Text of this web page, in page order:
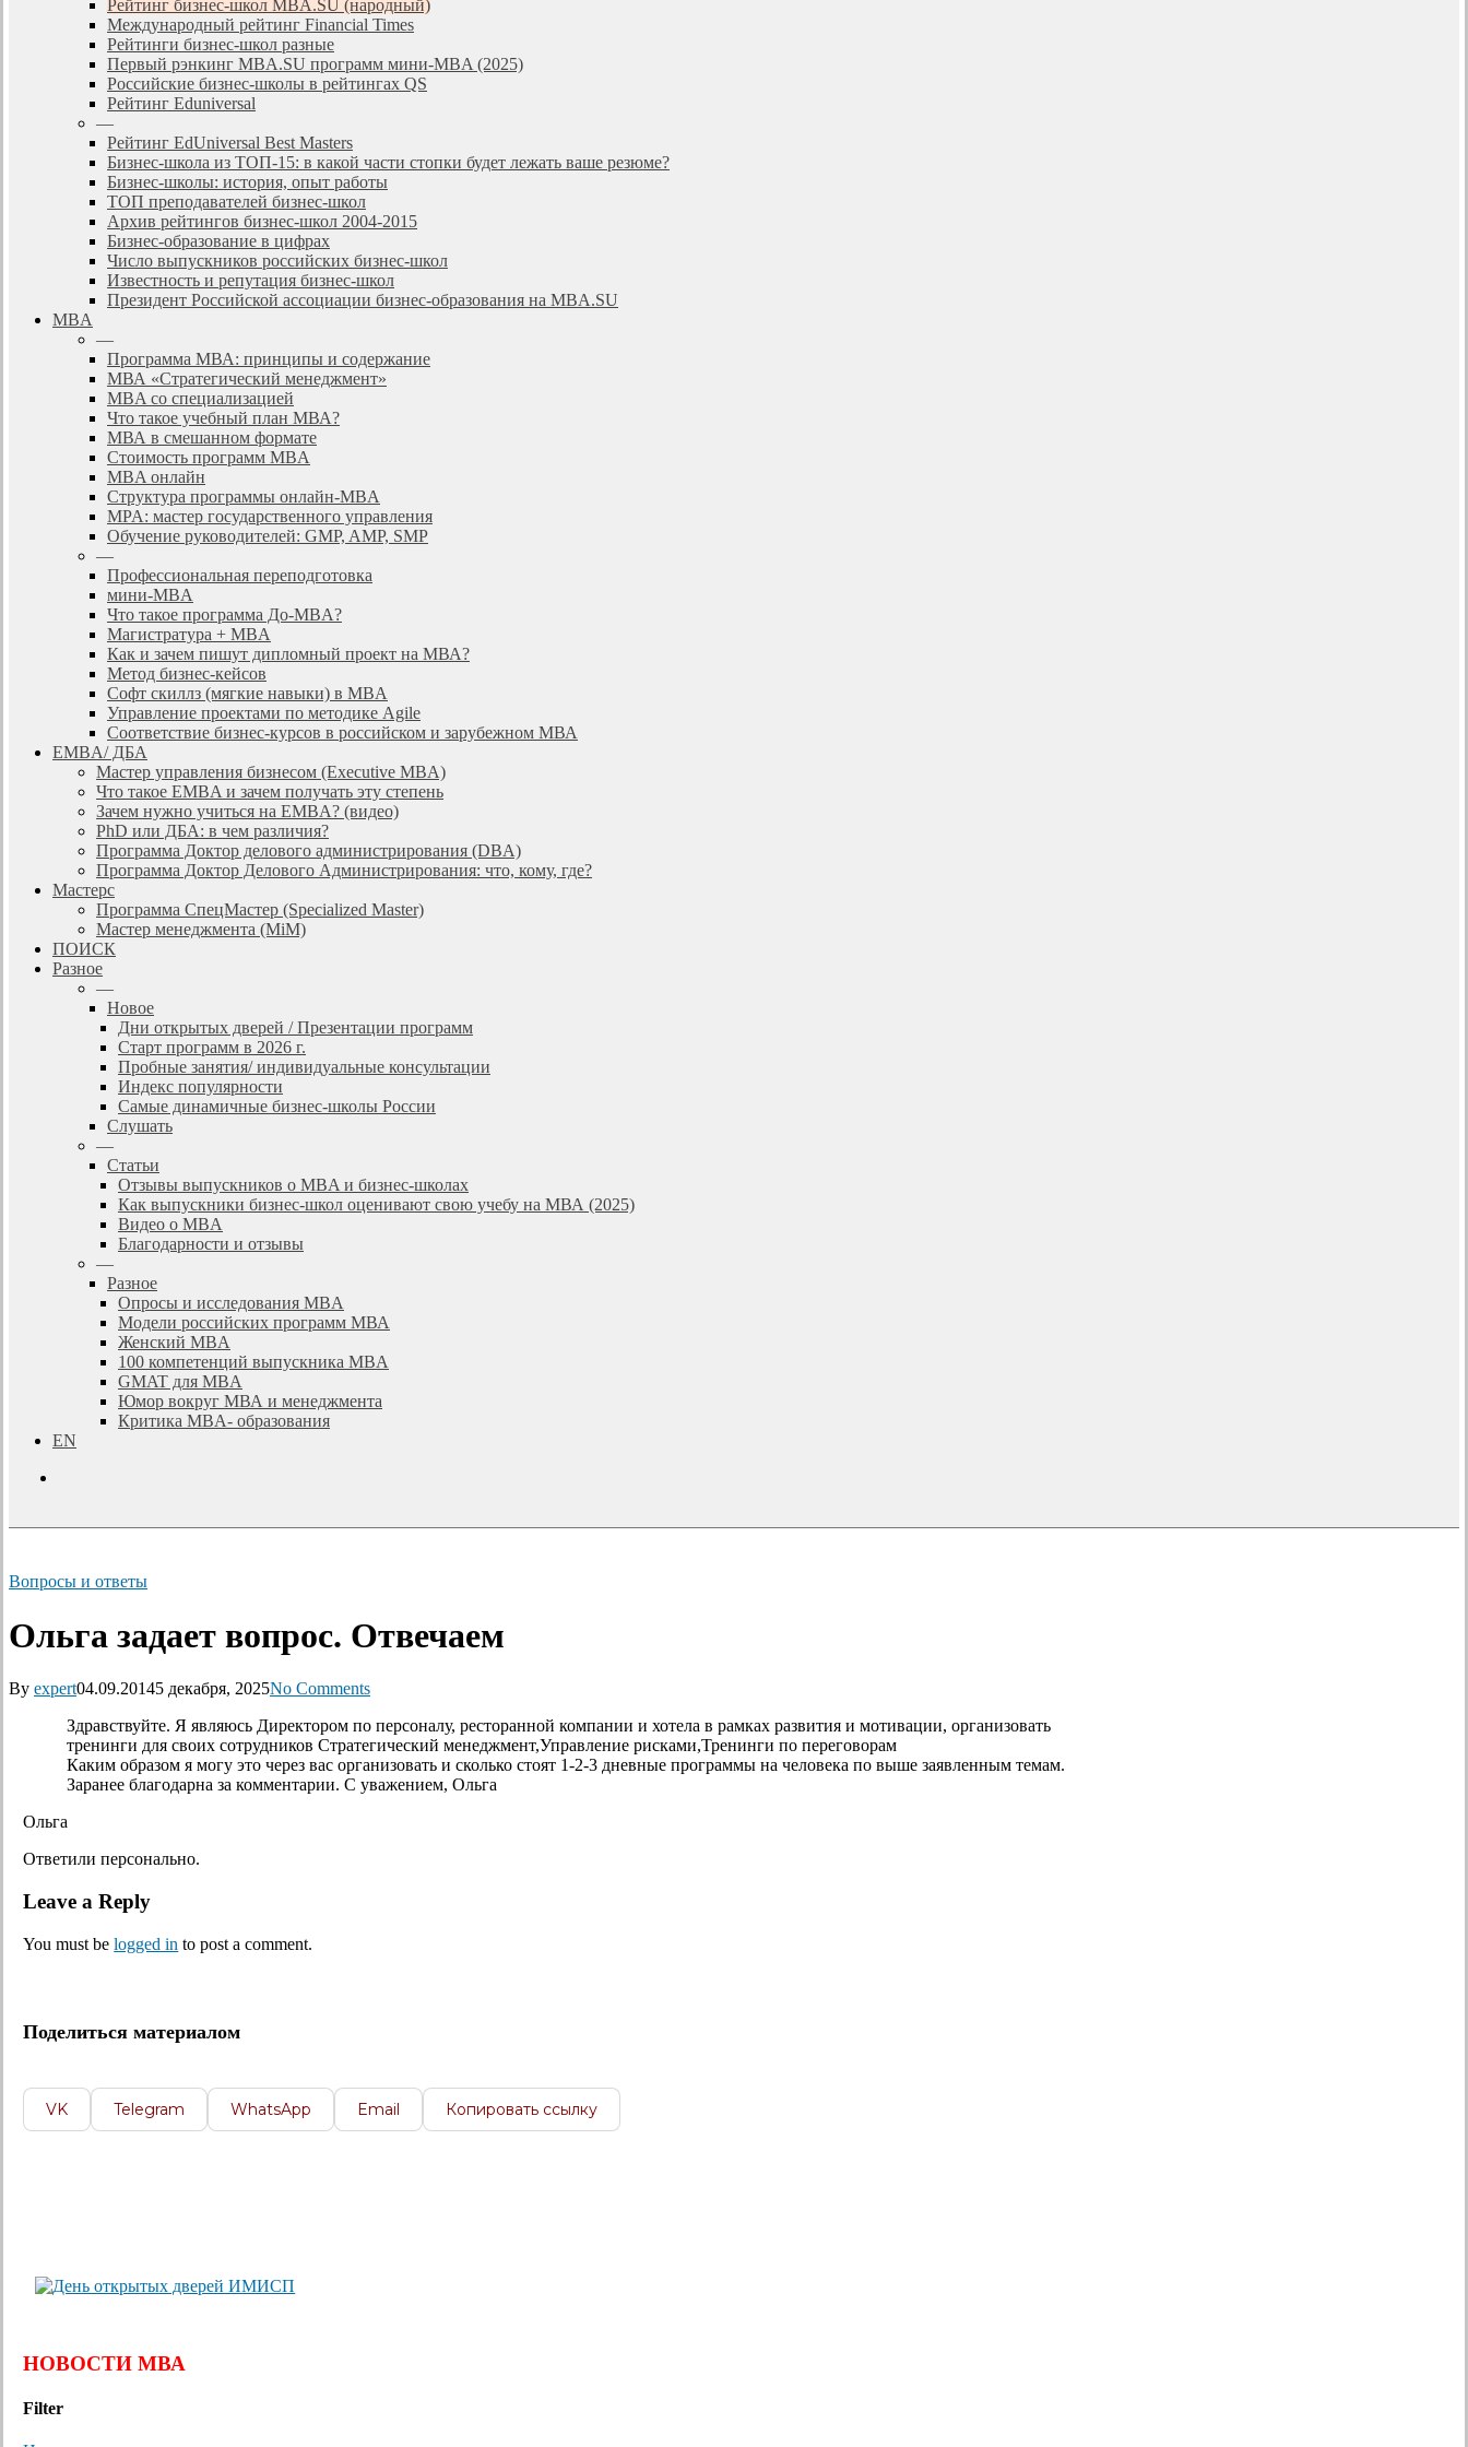
Рейтинг бизнес-школ MBA.SU (народный)
Международный рейтинг Financial Times
Рейтинги бизнес-школ разные
Первый рэнкинг MBA.SU программ мини-MBA (2025)
Российские бизнес-школы в рейтингах QS
Рейтинг Eduniversal
—
Рейтинг EdUniversal Best Masters
Бизнес-школа из ТОП-15: в какой части стопки будет лежать ваше резюме?
Бизнес-школы: история, опыт работы
ТОП преподавателей бизнес-школ
Архив рейтингов бизнес-школ 2004-2015
Бизнес-образование в цифрах
Число выпускников российских бизнес-школ
Известность и репутация бизнес-школ
Президент Российской ассоциации бизнес-образования на MBA.SU
MBA
—
Программа МВА: принципы и содержание
МВА «Cтратегический менеджмент»
MBA со специализацией
Что такое учебный план МВА?
МВА в смешанном формате
Стоимость программ MBA
MBA онлайн
Cтруктура программы онлайн-MBA
MPA: мастер государственного управления
Обучение руководителей: GMP, AMP, SMP
—
Профессиональная переподготовка
мини-MBA
Что такое программа До-MBA?
Магистратура + MBA
Как и зачем пишут дипломный проект на МВА?
Метод бизнес-кейсов
Софт скиллз (мягкие навыки) в MBA
Управление проектами по методике Agile
Соответствие бизнес-курсов в российском и зарубежном МВА
EMBA/ ДБA
Мастер управления бизнесом (Executive MBA)
Что такое EMBA и зачем получать эту степень
Зачем нужно учиться на EMBA? (видео)
PhD или ДБА: в чем различия?
Программа Доктор делового администрирования (DBА)
Программа Доктор Делового Администрирования: что, кому, где?
Мастерс
Программа СпецМастер (Specialized Master)
Мастер менеджмента (MiM)
ПОИСК
Разное
—
Новое
Дни открытых дверей / Презентации программ
Старт программ в 2026 г.
Пробные занятия/ индивидуальные консультации
Индекс популярности
Самые динамичные бизнес-школы России
Слушать
—
Статьи
Отзывы выпускников о MBA и бизнес-школах
Как выпускники бизнес-школ оценивают свою учебу на МВА (2025)
Видео о MBA
Благодарности и отзывы
—
Разное
Опросы и исследования MBA
Модели российских программ МВА
Женский MBA
100 компетенций выпускника MBA
GMAT для MBA
Юмор вокруг МВА и менеджмента
Критика MBA- образования
EN
Вопросы и ответы
Ольга задает вопрос. Отвечаем
By expert04.09.20145 декабря, 2025No Comments
Здравствуйте. Я являюсь Директором по персоналу, ресторанной компании и хотела в рамках развития и мотивации, организовать
тренинги для своих сотрудников Стратегический менеджмент,Управление рисками,Тренинги по переговорам
Каким образом я могу это через вас организовать и сколько стоят 1-2-3 дневные программы на человека по выше заявленным темам.
Заранее благодарна за комментарии. С уважением, Ольга
Ольга
Ответили персонально.
Leave a Reply
You must belogged in to post a comment.
Поделиться материалом
VK Telegram WhatsApp Email Копировать ссылку
НОВОСТИ МВА
Filter